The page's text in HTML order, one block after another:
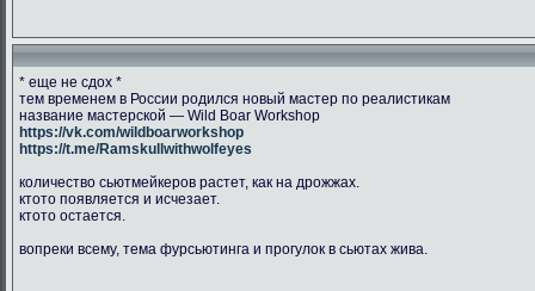
* еще не сдох *
тем временем в России родился новый мастер по реалистикам
название мастерской — Wild Boar Workshop
https://vk.com/wildboarworkshop
https://t.me/Ramskullwithwolfeyes
количество сьютмейкеров растет, как на дрожжах.
ктото появляется и исчезает.
ктото остается.
вопреки всему, тема фурсьютинга и прогулок в сьютах жива.